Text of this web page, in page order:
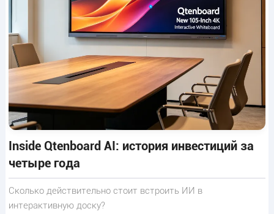
Inside Qtenboard AI: история инвестиций за
четыре года
Сколько действительно стоит встроить ИИ в
интерактивную доску?